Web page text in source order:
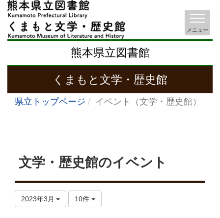
熊本県立図書館
くまもと文学・歴史館
メニュー
県立トップページ イベント（文学・歴史館）
文学・歴史館のイベント
2023年3月 10件